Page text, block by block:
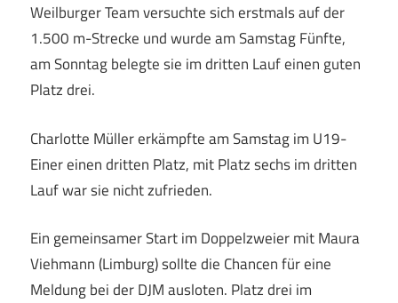
Weilburger Team versuchte sich erstmals auf der
1.500 m-Strecke und wurde am Samstag Fünfte,
am Sonntag belegte sie im dritten Lauf einen guten
Platz drei.
Charlotte Müller erkämpfte am Samstag im U19-
Einer einen dritten Platz, mit Platz sechs im dritten
Lauf war sie nicht zufrieden.
Ein gemeinsamer Start im Doppelzweier mit Maura
Viehmann (Limburg) sollte die Chancen für eine
Meldung bei der DJM ausloten. Platz drei im